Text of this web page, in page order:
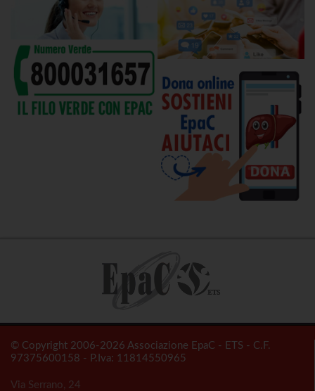
© Copyright 2006-2026 Associazione EpaC - ETS - C.F.
97375600158 - P.Iva: 11814550965
Via Serrano, 24